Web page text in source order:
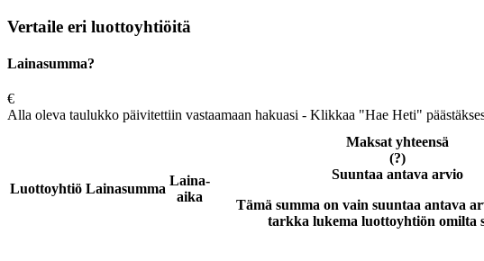
Vertaile eri luottoyhtiöitä
Lainasumma?
€
Alla oleva taulukko päivitettiin vastaamaan hakuasi - Klikkaa "Hae Heti"
Luottoyhtiö Lainasumma
Laina-
aika
Maksat yhteensä
(?)
Suuntaa antava arvio
Tämä summa on vain suuntaa antava
tarkka lukema luottoyhtiön omilta